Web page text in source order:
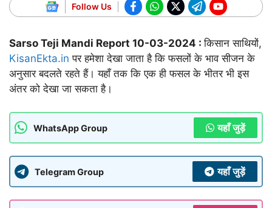
Follow Us
Sarso Teji Mandi Report 10-03-2024 :किसान साथियों,
KisanEkta.in पर हमेशा देखा जाता है कि फसलों के भाव सीजन के
अनुसार बदलते रहते हैं। यहाँ तक कि एक ही फसल के भीतर भी इस
अंतर को देखा जा सकता है।
WhatsApp Group यहाँ जुड़ें
Telegram Group यहाँ जुड़ें